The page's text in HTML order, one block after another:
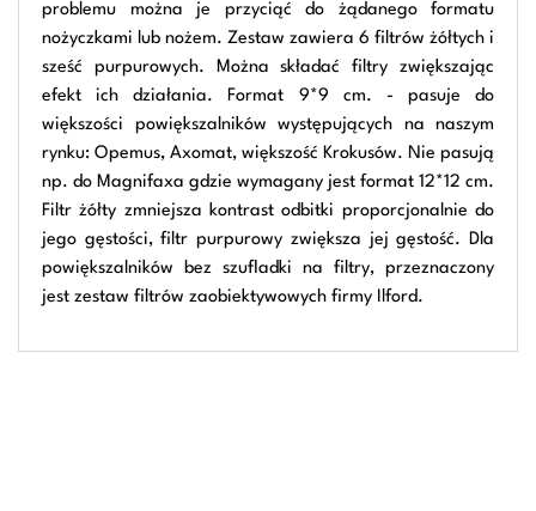
problemu można je przyciąć do żądanego formatu
nożyczkami lub nożem. Zestaw zawiera 6 filtrów żółtych i
sześć purpurowych. Można składać filtry zwiększając
efekt ich działania. Format 9*9 cm. - pasuje do
większości powiększalników występujących na naszym
rynku: Opemus, Axomat, większość Krokusów. Nie pasują
np. do Magnifaxa gdzie wymagany jest format 12*12 cm.
Filtr żółty zmniejsza kontrast odbitki proporcjonalnie do
jego gęstości, filtr purpurowy zwiększa jej gęstość. Dla
powiększalników bez szufladki na filtry, przeznaczony
jest zestaw filtrów zaobiektywowych firmy Ilford.